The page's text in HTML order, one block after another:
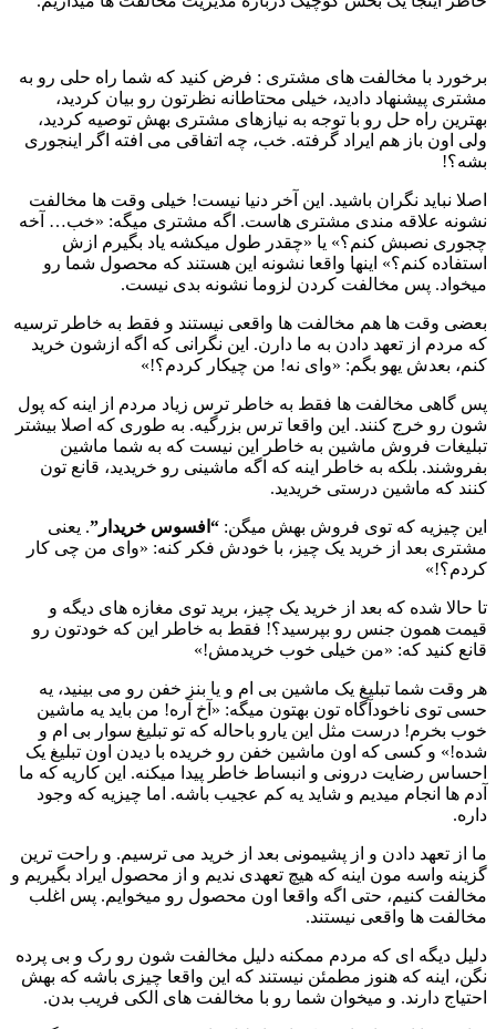
برخورد با مخالفت های مشتری : فرض کنید که شما راه حلی رو به
مشتری پیشنهاد دادید، خیلی محتاطانه نظرتون رو بیان کردید،
بهترین راه حل رو با توجه به نیازهای مشتری بهش توصیه کردید،
ولی اون باز هم ایراد گرفته. خب، چه اتفاقی می افته اگر اینجوری
بشه؟!
اصلا نباید نگران باشید. این آخر دنیا نیست! خیلی وقت ها مخالفت
نشونه علاقه مندی مشتری هاست. اگه مشتری میگه: «خب… آخه
چجوری نصبش کنم؟» یا «چقدر طول میکشه یاد بگیرم ازش
استفاده کنم؟» اینها واقعا نشونه این هستند که محصول شما رو
میخواد. پس مخالفت کردن لزوما نشونه بدی نیست.
بعضی وقت ها هم مخالفت ها واقعی نیستند و فقط به خاطر ترسیه
که مردم از تعهد دادن به ما دارن. این نگرانی که اگه ازشون خرید
کنم، بعدش یهو بگم: «وای نه! من چیکار کردم؟!»
پس گاهی مخالفت ها فقط به خاطر ترس زیاد مردم از اینه که پول
شون رو خرج کنند. این واقعا ترس بزرگیه. به طوری که اصلا بیشتر
تبلیغات فروش ماشین به خاطر این نیست که به شما ماشین
بفروشند. بلکه به خاطر اینه که اگه ماشینی رو خریدید، قانع تون
کنند که ماشین درستی خریدید.
این چیزیه که توی فروش بهش میگن: “افسوس خریدار”. یعنی
مشتری بعد از خرید یک چیز، با خودش فکر کنه: «وای من چی کار
کردم؟!»
تا حالا شده که بعد از خرید یک چیز، برید توی مغازه های دیگه و
قیمت همون جنس رو بپرسید؟! فقط به خاطر این که خودتون رو
قانع کنید که: «من خیلی خوب خریدمش!»
هر وقت شما تبلیغ یک ماشین بی ام و یا بنز خفن رو می بینید، یه
حسی توی ناخودآگاه تون بهتون میگه: «آخ آره! من باید یه ماشین
خوب بخرم! درست مثل این یارو باحاله که تو تبلیغ سوار بی ام و
شده!» و کسی که اون ماشین خفن رو خریده با دیدن اون تبلیغ یک
احساس رضایت درونی و انبساط خاطر پیدا میکنه. این کاریه که ما
آدم ها انجام میدیم و شاید یه کم عجیب باشه. اما چیزیه که وجود
داره.
ما از تعهد دادن و از پشیمونی بعد از خرید می ترسیم. و راحت ترین
گزینه واسه مون اینه که هیچ تعهدی ندیم و از محصول ایراد بگیریم و
مخالفت کنیم، حتی اگه واقعا اون محصول رو میخوایم. پس اغلب
مخالفت ها واقعی نیستند.
دلیل دیگه ای که مردم ممکنه دلیل مخالفت شون رو رک و بی پرده
نگن، اینه که هنوز مطمئن نیستند که این واقعا چیزی باشه که بهش
احتیاج دارند. و میخوان شما رو با مخالفت های الکی فریب بدن.